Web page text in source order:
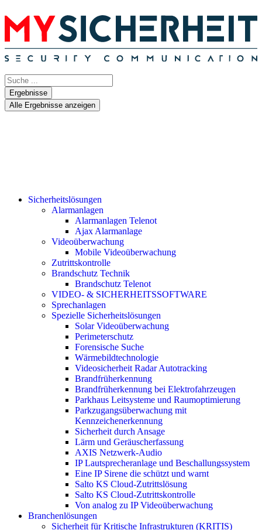
Ergebnisse
Alle Ergebnisse anzeigen
Sicherheitslösungen
Alarmanlagen
Alarmanlagen Telenot
Ajax Alarmanlage
Videoüberwachung
Mobile Videoüberwachung
Zutrittskontrolle
Brandschutz Technik
Brandschutz Telenot
VIDEO- & SICHERHEITSSOFTWARE
Sprechanlagen
Spezielle Sicherheitslösungen
Solar Videoüberwachung
Perimeterschutz
Forensische Suche
Wärmebildtechnologie
Videosicherheit Radar Autotracking​
Brandfrüherkennung
Brandfrüherkennung bei Elektrofahrzeugen
Parkhaus Leitsysteme und Raumoptimierung
Parkzugangsüberwachung mit
Kennzeichenerkennung
Sicherheit durch Ansage
Lärm und Geräuscherfassung
AXIS Netzwerk-Audio
IP Lautsprecheranlage und Beschallungssystem
Eine IP Sirene die schützt und warnt
Salto KS Cloud-Zutrittslösung
Salto KS Cloud-Zutrittskontrolle
Von analog zu IP Videoüberwachung
Branchenlösungen
Sicherheit für Kritische Infrastrukturen (KRITIS)